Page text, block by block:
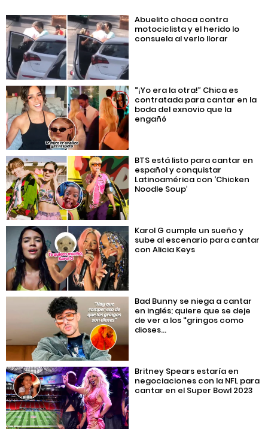
Abuelito choca contra
motociclista y el herido lo
consuela al verlo llorar
“¡Yo era la otra!” Chica es
contratada para cantar en la
boda del exnovio que la
engañó
BTS está listo para cantar en
español y conquistar
Latinoamérica con ‘Chicken
Noodle Soup’
Karol G cumple un sueño y
sube al escenario para cantar
con Alicia Keys
Bad Bunny se niega a cantar
en inglés; quiere que se deje
de ver a los “gringos como
dioses...
Britney Spears estaría en
negociaciones con la NFL para
cantar en el Super Bowl 2023